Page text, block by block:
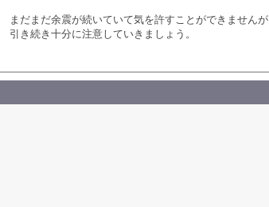
まだまだ余震が続いていて気を許すことができませんが
引き続き十分に注意していきましょう。